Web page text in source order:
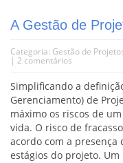
A Gestão de
Categoria: Gestão de
| 2 comentários
Simplificando a
Gerenciamento) de
máximo os riscos de
vida. O risco de
acordo com a
estágios do projeto.